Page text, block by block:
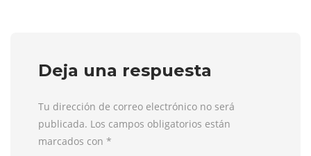
Deja una respuesta
Tu dirección de correo electrónico no será
publicada. Los campos obligatorios están
marcados con *